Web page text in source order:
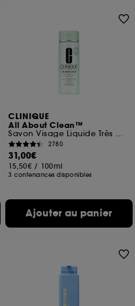
CLINIQUE
All About Clean™
Savon Visage Liquide Très Doux – Peaux sèches à très sèches
2780
31,00€
15,50€ / 100ml
3 contenances disponibles
Ajouter au panier